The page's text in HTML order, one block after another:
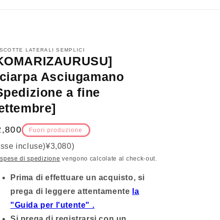
LATERALI SEMPLICI
Asciugamano
a fine
Fuori produzione
incluse)¥3,080)
di spedizione vengono calcolate al check-out.
Prima di effettuare un acquisto, si
prega di leggere attentamente la
"Guida per l'utente" .